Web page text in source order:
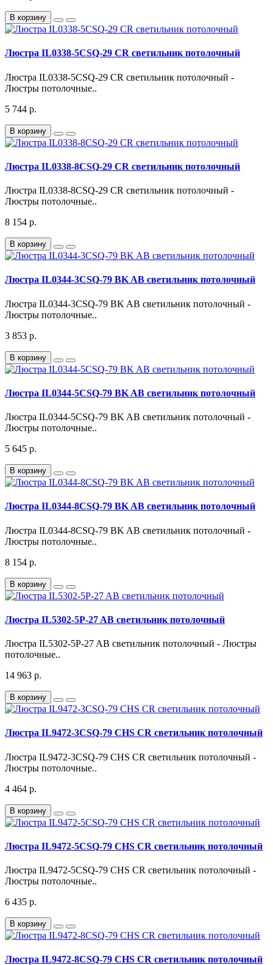
В корзину
Люстра IL0338-5CSQ-29 CR светильник потолочный
Люстра IL0338-5CSQ-29 CR светильник потолочный -
Люстры потолочные..
5 744 р.
В корзину
Люстра IL0338-8CSQ-29 CR светильник потолочный
Люстра IL0338-8CSQ-29 CR светильник потолочный -
Люстры потолочные..
8 154 р.
В корзину
Люстра IL0344-3CSQ-79 BK AB светильник потолочный
Люстра IL0344-3CSQ-79 BK AB светильник потолочный -
Люстры потолочные..
3 853 р.
В корзину
Люстра IL0344-5CSQ-79 BK AB светильник потолочный
Люстра IL0344-5CSQ-79 BK AB светильник потолочный -
Люстры потолочные..
5 645 р.
В корзину
Люстра IL0344-8CSQ-79 BK AB светильник потолочный
Люстра IL0344-8CSQ-79 BK AB светильник потолочный -
Люстры потолочные..
8 154 р.
В корзину
Люстра IL5302-5P-27 AB светильник потолочный
Люстра IL5302-5P-27 AB светильник потолочный - Люстры
потолочные..
14 963 р.
В корзину
Люстра IL9472-3CSQ-79 CHS CR светильник потолочный
Люстра IL9472-3CSQ-79 CHS CR светильник потолочный -
Люстры потолочные..
4 464 р.
В корзину
Люстра IL9472-5CSQ-79 CHS CR светильник потолочный
Люстра IL9472-5CSQ-79 CHS CR светильник потолочный -
Люстры потолочные..
6 435 р.
В корзину
Люстра IL9472-8CSQ-79 CHS CR светильник потолочный